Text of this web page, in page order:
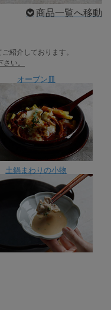
商品一覧へ移動
紹介しております。
い。
オーブン皿
土鍋まわりの小物